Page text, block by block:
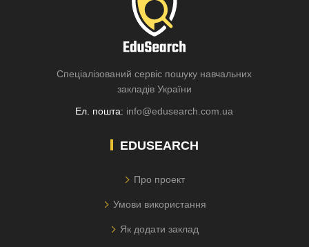
Спеціалізований сервіс пошуку навчальних
закладів України
Ел. пошта: info@edusearch.com.ua
EDUSEARCH
Про проект
Умови використання
Як додати заклад